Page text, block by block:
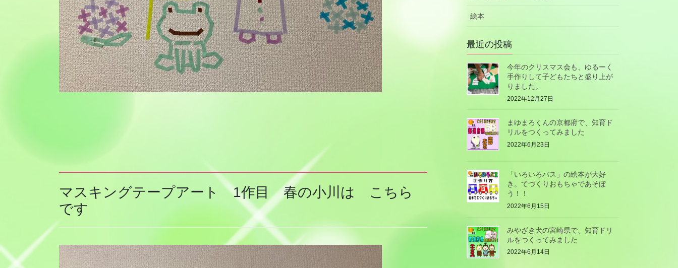
マスキングテープアート 1作目 春の小川は こちら
です
絵本
最近の投稿
今年のクリスマス会も、ゆるーく
手作りして子どもたちと盛り上が
りました。
2022年12月27日
まゆまろくんの京都府で、知育ド
リルをつくってみました
2022年6月23日
「いろいろバス」の絵本が大好
き。てづくりおもちゃであそぼ
う！！
2022年6月15日
みやざき犬の宮崎県で、知育ドリ
ルをつくってみました
2022年6月14日